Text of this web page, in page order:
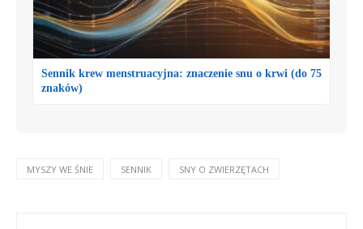
Sennik krew menstruacyjna: znaczenie snu o krwi (do 75
znaków)
MYSZY WE ŚNIE SENNIK SNY O ZWIERZĘTACH